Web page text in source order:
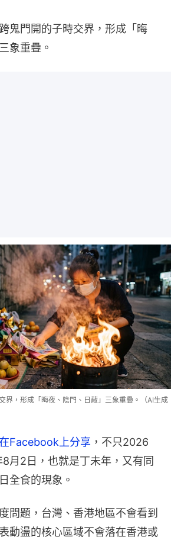
鬼門開的子時交界，形成「晦
象重疊。
界，形成「晦夜、陰門、日蔽」三象重疊。（AI生成
Facebook上分享 ，不只2026
月2日，也就是丁未年，又有同
全食的現象。
問題，台灣、香港地區不會看到
動盪的核心區域不會落在香港或